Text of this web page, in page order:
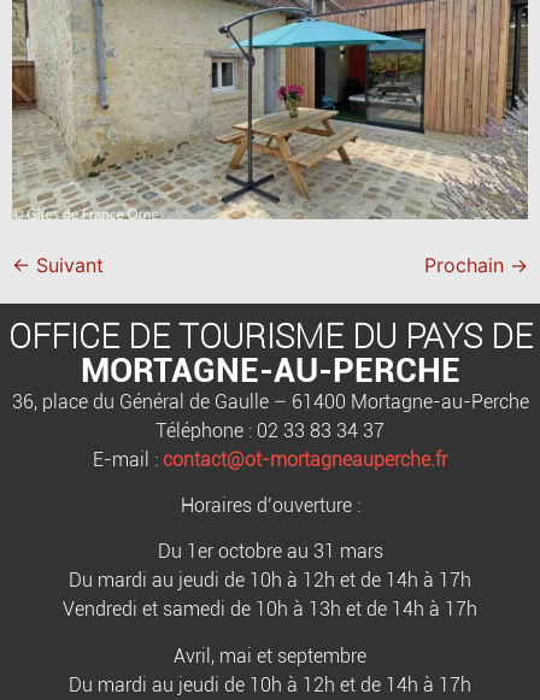
← Suivant Prochain →
OFFICE DE TOURISME DU PAYS DE
MORTAGNE-AU-PERCHE
36, place du Général de Gaulle – 61400 Mortagne-au-Perche
Téléphone : 02 33 83 34 37
E-mail : contact@ot-mortagneauperche.fr
Horaires d’ouverture :
Du 1er octobre au 31 mars
Du mardi au jeudi de 10h à 12h et de 14h à 17h
Vendredi et samedi de 10h à 13h et de 14h à 17h
Avril, mai et septembre
Du mardi au jeudi de 10h à 12h et de 14h à 17h